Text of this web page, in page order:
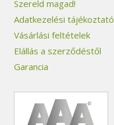
Szereld magad!
Adatkezelési tájékoztató
Vásárlási feltételek
Elállás a szerződéstől
Garancia